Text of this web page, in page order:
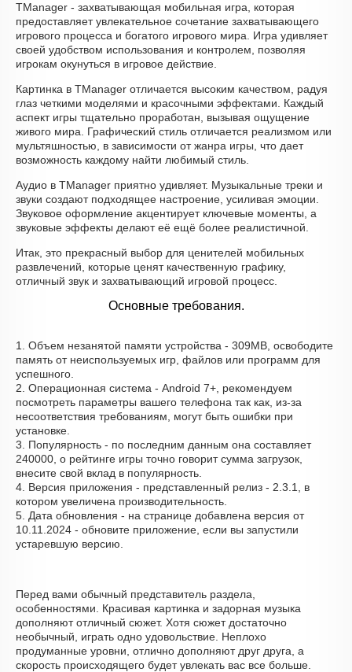
TManager - захватывающая мобильная игра, которая
предоставляет увлекательное сочетание захватывающего
игрового процесса и богатого игрового мира. Игра удивляет
своей удобством использования и контролем, позволяя
игрокам окунуться в игровое действие.
Картинка в TManager отличается высоким качеством, радуя
глаз четкими моделями и красочными эффектами. Каждый
аспект игры тщательно проработан, вызывая ощущение
живого мира. Графический стиль отличается реализмом или
мультяшностью, в зависимости от жанра игры, что дает
возможность каждому найти любимый стиль.
Аудио в TManager приятно удивляет. Музыкальные треки и
звуки создают подходящее настроение, усиливая эмоции.
Звуковое оформление акцентирует ключевые моменты, а
звуковые эффекты делают её ещё более реалистичной.
Итак, это прекрасный выбор для ценителей мобильных
развлечений, которые ценят качественную графику,
отличный звук и захватывающий игровой процесс.
Основные требования.
1. Объем незанятой памяти устройства - 309MB, освободите
память от неиспользуемых игр, файлов или программ для
успешного.
2. Операционная система - Android 7+, рекомендуем
посмотреть параметры вашего телефона так как, из-за
несоответствия требованиям, могут быть ошибки при
установке.
3. Популярность - по последним данным она составляет
240000, о рейтинге игры точно говорит сумма загрузок,
внесите свой вклад в популярность.
4. Версия приложения - представленный релиз - 2.3.1, в
котором увеличена производительность.
5. Дата обновления - на странице добавлена версия от
10.11.2024 - обновите приложение, если вы запустили
устаревшую версию.
Перед вами обычный представитель раздела,
особенностями. Красивая картинка и задорная музыка
дополняют отличный сюжет. Хотя сюжет достаточно
необычный, играть одно удовольствие. Неплохо
продуманные уровни, отлично дополняют друг друга, а
скорость происходящего будет увлекать вас все больше.